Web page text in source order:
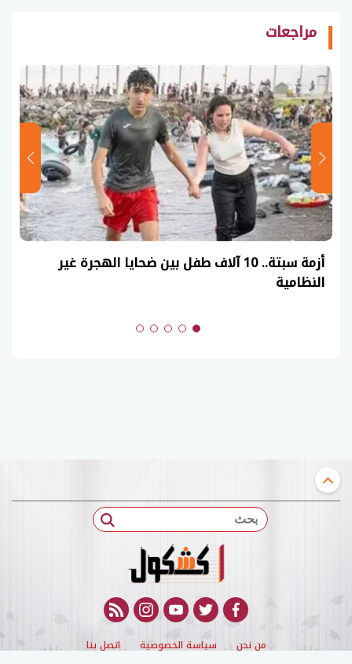
مراجعات
(السنوات الماضية)
بحث
facebook
twitter
youtube
instagram
rss feed
من نحن سياسة الخصوصية اتصل بنا